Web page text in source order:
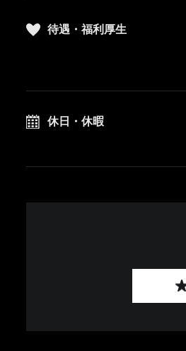
待遇・福利厚生
休日・休暇